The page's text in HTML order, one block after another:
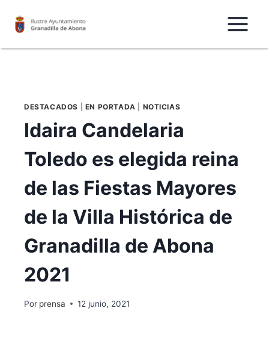
DESTACADOS EN PORTADA NOTICIAS
Idaira Candelaria
Toledo es elegida reina
de las Fiestas Mayores
de la Villa Histórica de
Granadilla de Abona
2021
Por prensa 12 junio, 2021